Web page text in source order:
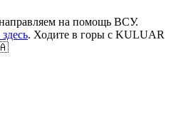
на помощь ВСУ.
. Ходите в горы с KULUAR